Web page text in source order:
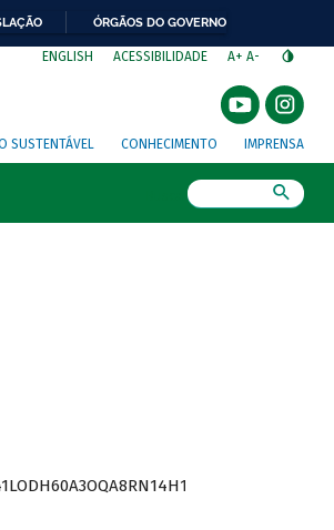
ÓRGÃOS DO GOVERNO
ENGLISH ACESSIBILIDADE A+ A-
SUSTENTÁVEL CONHECIMENTO IMPRENSA